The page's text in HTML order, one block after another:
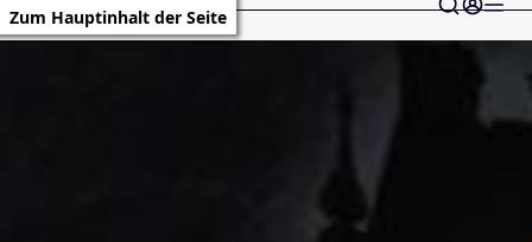
Zum Hauptinhalt der Seite